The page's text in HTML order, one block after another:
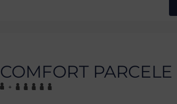
COMFORT PARCELE
+